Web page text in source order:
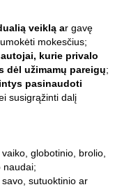
veiklą ar gavę
mokesčius;
kurie privalo
dėl užimamų pareigų;
pasinaudoti
susigrąžinti dalį
globotinio, brolio,
naudai;
sutuoktinio ar